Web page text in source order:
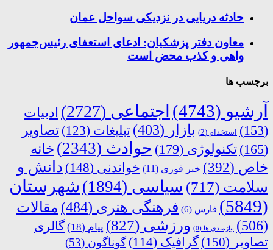
حادثه دریایی در نزدیکی سواحل عمان
معاون دفتر پزشکیان: ادعای استعفای رئیس‌جمهور
واهی و کذب محض است
برچسب ها
آرشیو (4743) اجتماعی (2727)
ادبیات
(153)
استخدام (2) بازار (403) تبلیغات (123)
تصاویر
(165)
تکنولوژی (179) حوادث (2343)
خانه
خاص (392) خبر فوری (11) خواندنی (148)
دانش و
سلامت (717) سیاسی (1894)
شهرستان
(5849)
فارس (6) فرهنگی هنری (484)
مقالات
(506)
نیازمندی ها (0) ورزشی (827) پیام (18)
گالری
تصاویر (150) گرافیک (114) گوناگون (53)